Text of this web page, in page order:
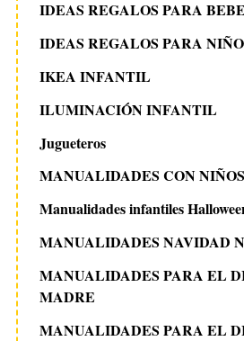
IDEAS REGALOS PARA
IDEAS REGALOS PARA
IKEA INFANTIL
ILUMINACIÓN INFANTIL
Jugueteros
MANUALIDADES CON NIÑOS
Manualidades infantiles
MANUALIDADES NAVIDAD
MANUALIDADES PARA EL
MADRE
MANUALIDADES PARA EL